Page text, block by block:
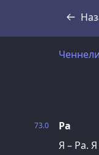
73.0
Ра
Я – Ра.